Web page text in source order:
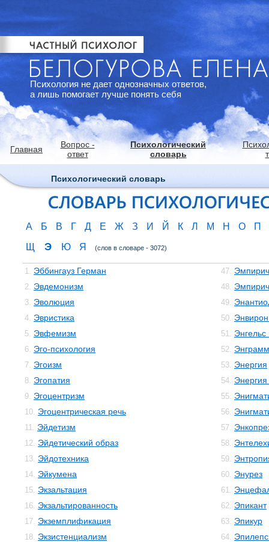
Психология не дает однозначных ответов,
а лишь помогает лучше понять себя
Главная
Вопрос -
ответ
Психологический
словарь
Психологический словарь
А Б В Г Д Е Ж З И Й К Л М Н О
П
Щ
Э Ю Я (слов в словаре - 3072)
1. Эббингауз Герман
2. Эвдемонизм
3. Эволюция
4. Эвристика
5. Эвфемизм
6. Эго-психология
7. Эгоизм
8. Эгопатия
9. Эгоцентризм
10. Эгоцентрическая речь
11. Эйдетизм
12. Эйдетический образ
13. Эйдотехника
14. Эйкумена
15. Экзальтация
16. Экзальтированность
17. Экземплификация
18. Экзистенциализм
47.
48.
49.
50.
51.
52.
53. Энергия
54. Энергия
55.
56.
57.
58.
59.
60. Энурез
61.
62. Эпикант
63. Эпикур
64.